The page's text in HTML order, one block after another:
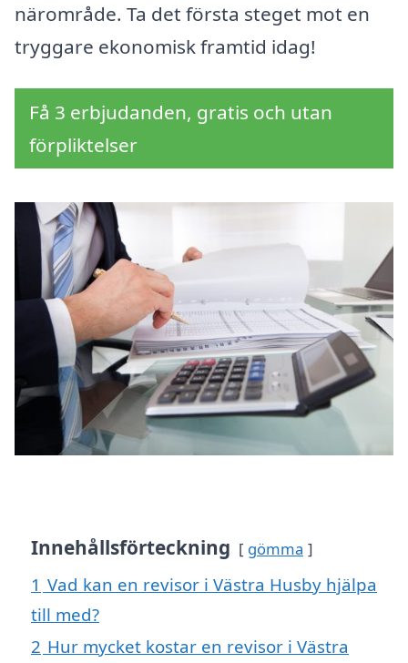
närområde. Ta det första steget mot en
tryggare ekonomisk framtid idag!
Få 3 erbjudanden, gratis och utan
förpliktelser
Innehållsförteckning gömma
1 Vad kan en revisor i Västra Husby hjälpa
till med?
2 Hur mycket kostar en revisor i Västra